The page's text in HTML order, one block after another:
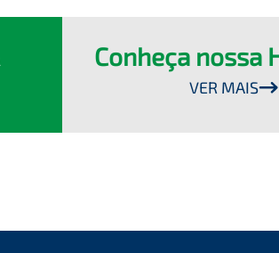
Conheça nossa
VER MAIS